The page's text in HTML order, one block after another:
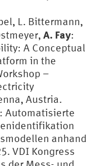
L. Bittermann,
A. Fay:
A Conceptual
in the
–
Austria.
: Automatisierte
anhand
VDI Kongress